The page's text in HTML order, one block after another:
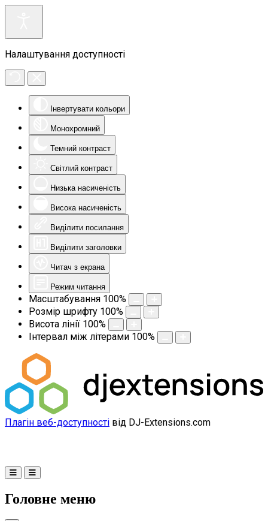
Налаштування доступності
Інвертувати кольори
Монохромний
Темний контраст
Світлий контраст
Низька насиченість
Висока насиченість
Виділити посилання
Виділити заголовки
Читач з екрана
Режим читання
Масштабування 100%
Розмір шрифту 100%
Висота лінії 100%
Інтервал між літерами 100%
Плагін веб-доступності від DJ-Extensions.com
Головне меню